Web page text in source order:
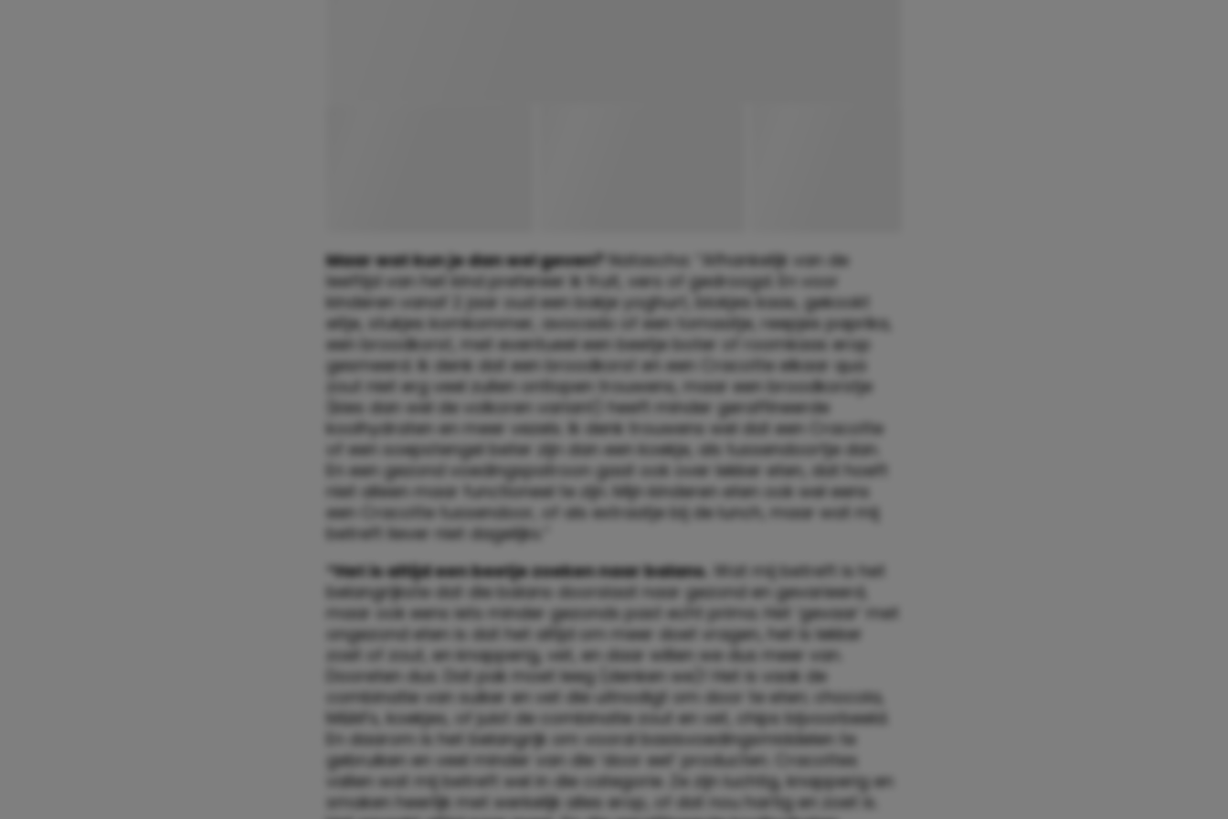
Maar wat kun je dan wel geven? Natascha: “Afhankelijk van de
leeftijd van het kind prefereer ik fruit, vers of gedroogd. En voor
kinderen vanaf 2 jaar oud een bakje yoghurt, blokjes kaas, gekookt
eitje, stukjes komkommer, avocado of een tomaatje, reepjes paprika,
een broodkorst, met eventueel een beetje boter of roomkaas erop
gesmeerd. Ik denk dat een broodkorst en een Cracotte elkaar qua
zout niet erg veel zullen ontlopen trouwens, maar een broodkorstje
(kies dan wel de volkoren variant) heeft minder geraffineerde
koolhydraten en meer vezels. Ik denk trouwens wel dat een Cracotte
of een soepstengel beter zijn dan een koekje, als tussendoortje dan.
En een gezond voedingspatroon gaat ook over lekker eten, dat hoeft
niet alleen maar functioneel te zijn. Mijn kinderen eten ook wel eens
een Cracotte tussendoor, of als extraatje bij de lunch, maar wat mij
betreft liever niet dagelijks.”
“Het is altijd een beetje zoeken naar balans. Wat mij betreft is het
belangrijkste dat die balans doorslaat naar gezond en gevarieerd,
maar ook eens iets minder gezonds past echt prima. Het ‘gevaar’ met
ongezond eten is dat het altijd om meer doet vragen, het is lekker
zoet of zout, en knapperig, vet, en daar willen we dus meer van.
Dooreten dus. Dat pak moet leeg (denken we)! Het is vaak de
combinatie van suiker en vet die uitnodigt om door te eten; chocola,
M&M’s, koekjes, of juist de combinatie zout en vet, chips bijvoorbeeld.
En daarom is het belangrijk om vooral basisvoedingsmiddelen te
gebruiken en veel minder van die ‘door eet’ producten. Cracottes
vallen wat mij betreft wel in die categorie. Ze zijn luchtig, knapperig en
smaken heerlijk met werkelijk alles erop, of dat nou hartig en zoet is.